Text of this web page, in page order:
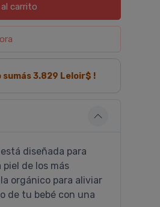
carrito
sumás3.829 Leloir$ !
diseñada para
de los más
orgánico para aliviar
de tu bebé con una